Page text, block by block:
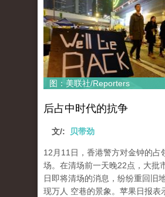
图：美联社/Reporters
后占中时代的抗争
文/: 贝带劲
12月11日，香港警方对金钟的占
场。在清场前一天晚22点，大批
日即将清场的消息，纷纷重回旧
现万人 空巷的景象。苹果日报表